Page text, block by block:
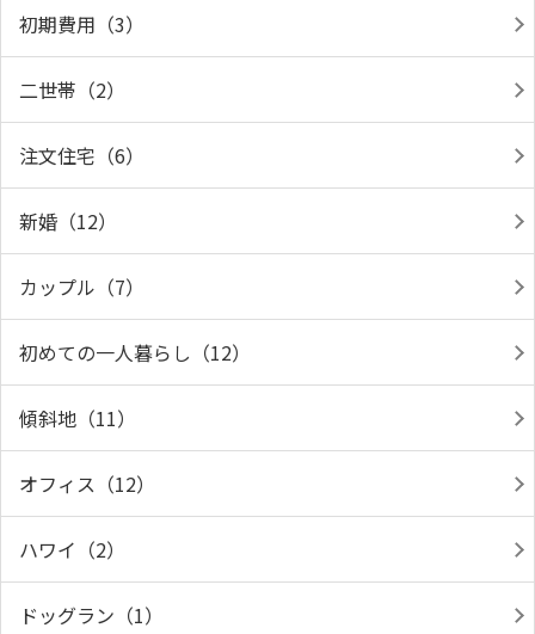
初期費用（3）
二世帯（2）
注文住宅（6）
新婚（12）
カップル（7）
初めての一人暮らし（12）
傾斜地（11）
オフィス（12）
ハワイ（2）
ドッグラン（1）